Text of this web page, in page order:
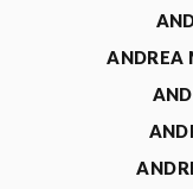
ANDREA